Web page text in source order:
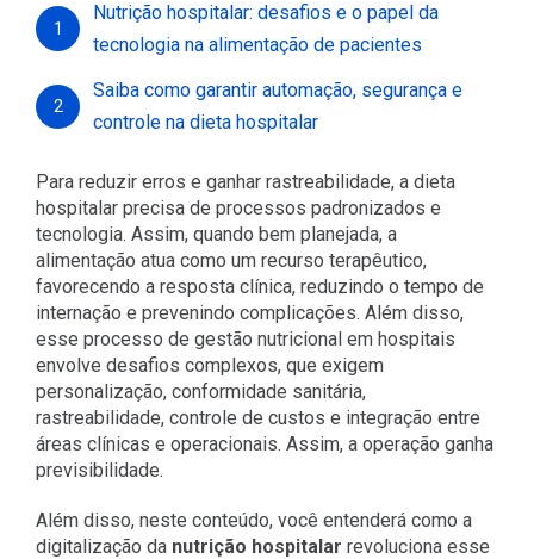
Para reduzir erros e ganhar rastreabilidade, a dieta
hospitalar precisa de processos padronizados e
tecnologia. Assim, quando bem planejada, a
alimentação atua como um recurso terapêutico,
favorecendo a resposta clínica, reduzindo o tempo de
internação e prevenindo complicações. Além disso,
esse processo de gestão nutricional em hospitais
envolve desafios complexos, que exigem
personalização, conformidade sanitária,
rastreabilidade, controle de custos e integração entre
áreas clínicas e operacionais. Assim, a operação ganha
previsibilidade.
Além disso, neste conteúdo, você entenderá como a
digitalização da nutrição hospitalar revoluciona esse
1
Nutrição hospitalar: desafios e o papel da
tecnologia na alimentação de pacientes
2
Saiba como garantir automação, segurança e
controle na dieta hospitalar